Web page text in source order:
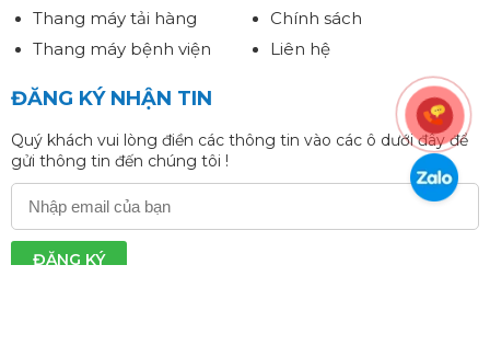
Thang máy tải hàng
Thang máy bệnh viện
Chính sách
Liên hệ
ĐĂNG KÝ NHẬN TIN
Quý khách vui lòng điền các thông tin vào các ô dưới đây để
gửi thông tin đến chúng tôi !
ĐĂNG KÝ